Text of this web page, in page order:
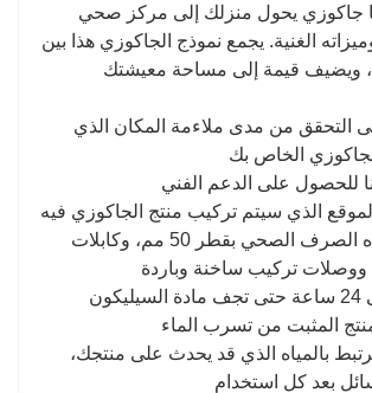
جاكوزي يحول منزلك إلى مركز صحي
الغنية. يجمع نموذج الجاكوزي هذا بين
ويضيف قيمة إلى مساحة معيشتك
التحقق من مدى ملاءمة المكان الذي
الخاص بك
للحصول على الدعم الفني
الذي سيتم تركيب منتج الجاكوزي فيه
على تصريف مياه الصرف الصحي بقطر 50 مم، وكابلات
انتظر من 12 إلى 24 ساعة حتى تجف مادة السيليكون
المثبت من تسرب الماء
بالمياه الذي قد يحدث على منتجك،
بعد كل استخدام